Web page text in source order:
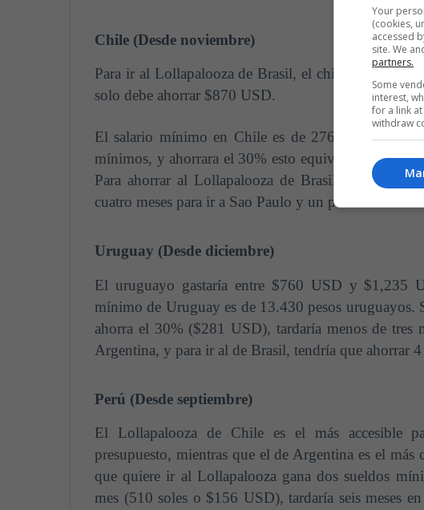
Chile (Desde noviembre)
Para ir al Lollapalooza de Brasil, el chileno necesita
solo debe ahorrar $870 USD.
El salario mínimo en Chile es de 276.000 pesos
mínimos, y ahorrara el 30% esto equivaldría a
Para ahorrar al Lollapalooza de Brasil o de
cuatro meses para ir a Sao Paulo y un poco más de
Uruguay (Desde diciembre)
El uruguayo gastaría entre $760 USD y $1,235
mínimo de Uruguay es de 13.430 pesos uruguayos.
ahorra el 30% ($281 USD), tardaría menos de tres
Argentina, y para ir al de Brasil, tendría que ahorrar 4
Perú (Desde septiembre)
El Lollapalooza de Chile es el más accesible
presupuesto, mientras que el de Argentina es el
que quiere ir al Lollapalooza gana dos sueldos
mes (510 soles o $156 USD), tardaría seis meses
Your
(cookies,
accessed
site. We
partners.
Some
interest,
for a link
withdraw